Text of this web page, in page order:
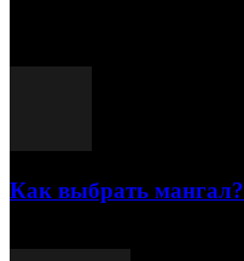
Как выбрать мангал?